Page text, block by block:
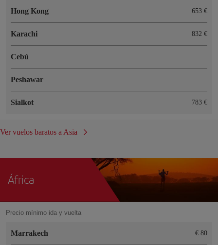
Hong Kong 653 €
Karachi 832 €
Cebú
Peshawar
Sialkot 783 €
Ver vuelos baratos a Asia
África
Precio mínimo ida y vuelta
Marrakech € 80